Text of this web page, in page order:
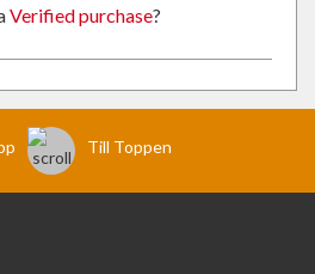
Verified purchase?
Till Toppen